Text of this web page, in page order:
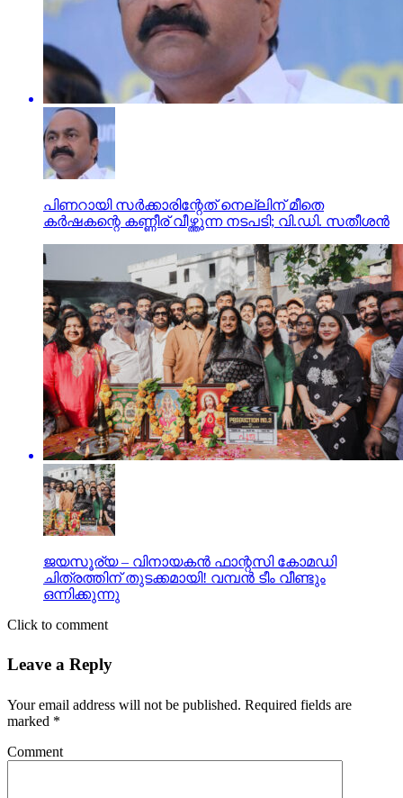
പിണറായി സര്‍ക്കാരിന്റേത് നെല്ലിന് മീതെ
കര്‍ഷകന്റെ കണ്ണീര് വീഴ്ത്തുന്ന നടപടി; വി.ഡി. സതീശന്‍
ജയസൂര്യ – വിനായകന്‍ ഫാന്റസി കോമഡി
ചിത്രത്തിന് തുടക്കമായി! വമ്പന്‍ ടീം വീണ്ടും
ഒന്നിക്കുന്നു
Click to comment
Leave a Reply
Your email address will not be published. Required fields are
marked *
Comment